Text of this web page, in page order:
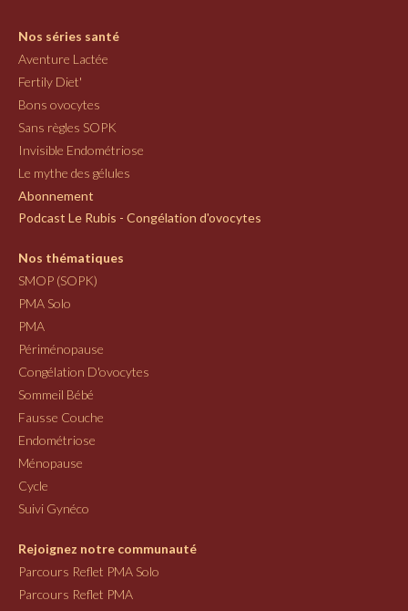
Nos séries santé
Aventure Lactée
Fertily Diet'
Bons ovocytes
Sans règles SOPK
Invisible Endométriose
Le mythe des gélules
Abonnement
Podcast Le Rubis - Congélation d'ovocytes
Nos thématiques
SMOP (SOPK)
PMA Solo
PMA
Périménopause
Congélation D'ovocytes
Sommeil Bébé
Fausse Couche
Endométriose
Ménopause
Cycle
Suivi Gynéco
Rejoignez notre communauté
Parcours Reflet PMA Solo
Parcours Reflet PMA